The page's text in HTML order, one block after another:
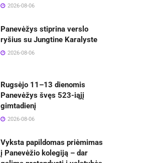
2026-08-06
Panevėžys stiprina verslo
ryšius su Jungtine Karalyste
2026-08-06
Rugsėjo 11–13 dienomis
Panevėžys švęs 523-iąjį
gimtadienį
2026-08-06
Vyksta papildomas priėmimas
į Panevėžio kolegiją – dar